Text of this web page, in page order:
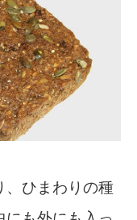
、ひまわりの種